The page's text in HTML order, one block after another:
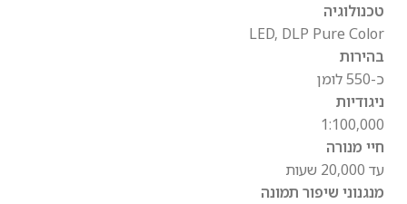
טכנולוגיה
LED, DLP Pure Color
בהירות
כ-550 לומן
ניגודיות
1:100,000
חיי מנורה
עד 20,000 שעות
מנגנוני שיפור תמונה